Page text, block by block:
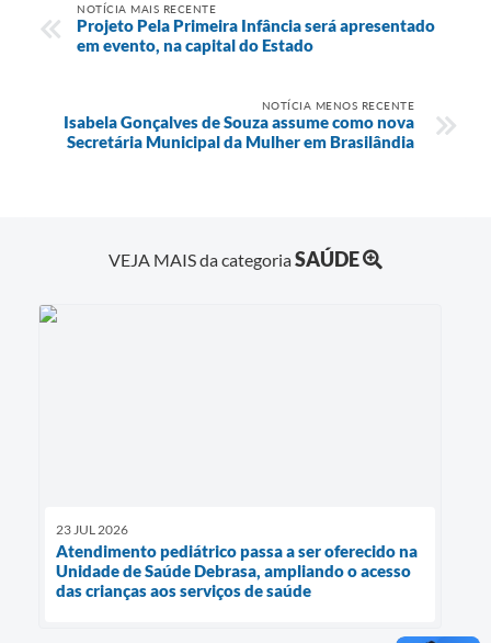
NOTÍCIA MAIS RECENTE
Projeto Pela Primeira Infância será apresentado
em evento, na capital do Estado
NOTÍCIA MENOS RECENTE
Isabela Gonçalves de Souza assume como nova
Secretária Municipal da Mulher em Brasilândia
VEJA MAIS da categoriaSAÚDE
23 JUL 2026
Atendimento pediátrico passa a ser oferecido na
Unidade de Saúde Debrasa, ampliando o acesso
das crianças aos serviços de saúde